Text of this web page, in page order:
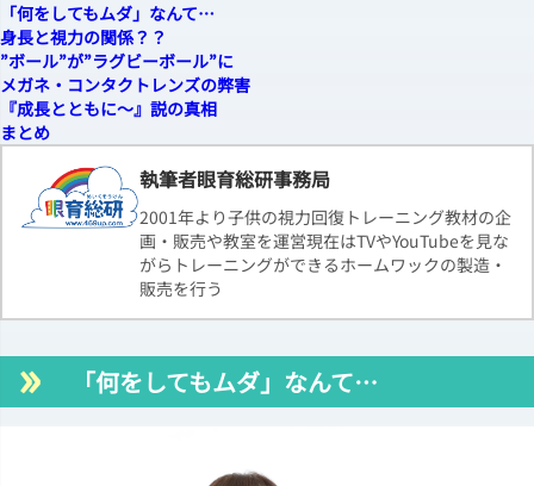
「何をしてもムダ」なんて…
身長と視力の関係？？
”ボール”が”ラグビーボール”に
メガネ・コンタクトレンズの弊害
『成長とともに～』説の真相
まとめ
執筆者眼育総研事務局
2001年より子供の視力回復トレーニング教材の企
画・販売や教室を運営現在はTVやYouTubeを見な
がらトレーニングができるホームワックの製造・
販売を行う
「何をしてもムダ」なんて…